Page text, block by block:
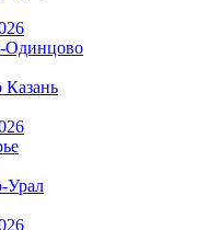
Одинцово
Урал